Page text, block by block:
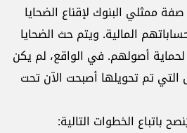
ممثلي البنوك لإقناع الضحايا
المالية. ويتم حث الضحايا
أصولهم. في الواقع، لم يكن
التي تم تحويلها أصبحت الآن تحت
باتباع الخطوات التالية: